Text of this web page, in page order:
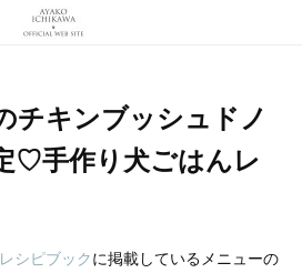
チキンブッシュドノ
♡手作り犬ごはんレ
シピブックに掲載しているメニューの